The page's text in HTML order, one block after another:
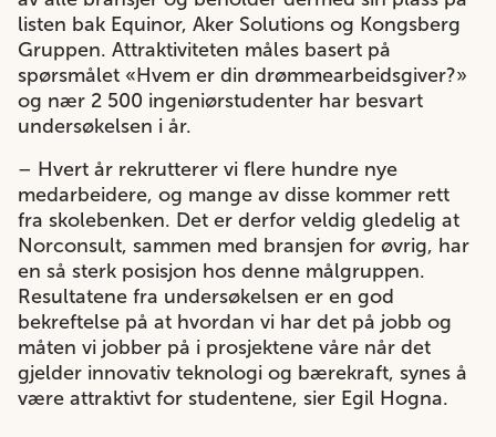
listen bak Equinor, Aker Solutions og Kongsberg
Gruppen. Attraktiviteten måles basert på
spørsmålet «Hvem er din drømmearbeidsgiver?»
og nær 2 500 ingeniørstudenter har besvart
undersøkelsen i år.
– Hvert år rekrutterer vi flere hundre nye
medarbeidere, og mange av disse kommer rett
fra skolebenken. Det er derfor veldig gledelig at
Norconsult, sammen med bransjen for øvrig, har
en så sterk posisjon hos denne målgruppen.
Resultatene fra undersøkelsen er en god
bekreftelse på at hvordan vi har det på jobb og
måten vi jobber på i prosjektene våre når det
gjelder innovativ teknologi og bærekraft, synes å
være attraktivt for studentene, sier Egil Hogna.